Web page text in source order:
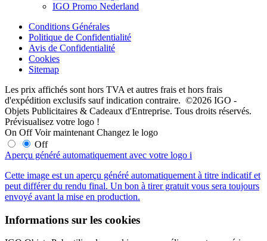
IGO Promo Nederland
Conditions Générales
Politique de Confidentialité
Avis de Confidentialité
Cookies
Sitemap
Les prix affichés sont hors TVA et autres frais et hors frais
d'expédition exclusifs sauf indication contraire. ©2026 IGO -
Objets Publicitaires & Cadeaux d'Entreprise. Tous droits réservés.
Prévisualisez votre logo !
On Off Voir maintenant Changez le logo
Off
Aperçu généré automatiquement avec votre logo i
Cette image est un aperçu généré automatiquement à titre indicatif et
peut différer du rendu final. Un bon à tirer gratuit vous sera toujours
envoyé avant la mise en production.
Informations sur les cookies